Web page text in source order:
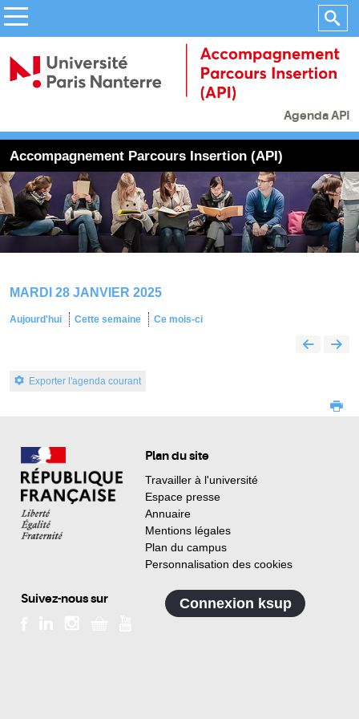
Agenda API
Accompagnement Parcours Insertion (API)
MARDI 28 JANVIER 2025
Aujourd'hui Cette semaine Ce mois-ci
Exporter l'agenda courant
Plan du site
Travailler à l'université
Espace presse
Annuaire
Mentions légales
Plan du campus
Personnalisation des cookies
Suivez-nous sur Connexion ksup